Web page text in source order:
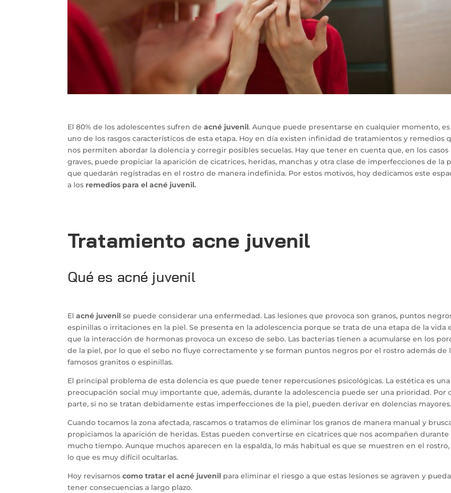
El 80% de los adolescentes sufren deacné juvenil. Aunque puede presentarse en cualquier momento, es
uno de los rasgos característicos de esta etapa. Hoy en día existen infinidad de tratamientos y remedios
nos permiten abordar la dolencia y corregir posibles secuelas. Hay que tener en cuenta que, en los casos
graves, puede propiciar la aparición de cicatrices, heridas, manchas y otra clase de imperfecciones de la
que quedarán registradas en el rostro de manera indefinida. Por estos motivos, hoy dedicamos este
a los remedios para el acné juvenil.
Tratamiento acne juvenil
Qué es acné juvenil
Elacné juvenil se puede considerar una enfermedad. Las lesiones que provoca son granos, puntos
espinillas o irritaciones en la piel. Se presenta en la adolescencia porque se trata de una etapa de la vida
que la interacción de hormonas provoca un exceso de sebo. Las bacterias tienen a acumularse en los
de la piel, por lo que el sebo no fluye correctamente y se forman puntos negros por el rostro además de
famosos granitos o espinillas.
El principal problema de esta dolencia es que puede tener repercusiones psicológicas. La estética es una
preocupación social muy importante que, además, durante la adolescencia puede ser una prioridad. Por
parte, si no se tratan debidamente estas imperfecciones de la piel, pueden derivar en dolencias mayores.
Cuando tocamos la zona afectada, rascamos o tratamos de eliminar los granos de manera manual y
propiciamos la aparición de heridas. Estas pueden convertirse en cicatrices que nos acompañen durante
mucho tiempo. Aunque muchos aparecen en la espalda, lo más habitual es que se muestren en el
lo que es muy difícil ocultarlas.
Hoy revisamoscomo tratar el acné juvenil para eliminar el riesgo a que estas lesiones se agraven y
tener consecuencias a largo plazo.